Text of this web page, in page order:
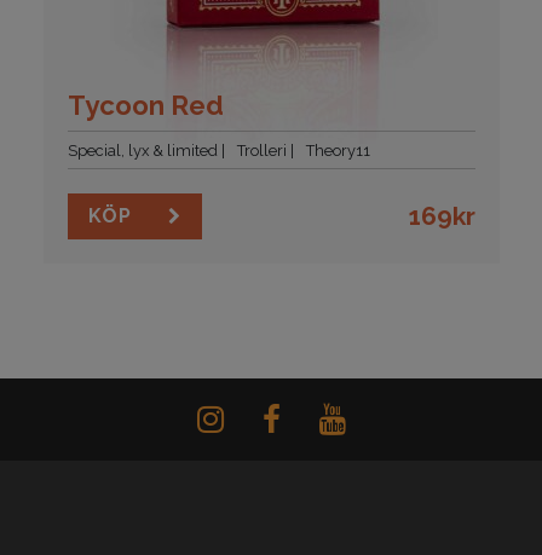
Tycoon Red
Special, lyx & limited Trolleri Theory11
KÖP 169kr